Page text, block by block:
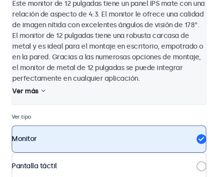
Este monitor de 12 pulgadas tiene un panel IPS mate con una
relación de aspecto de 4:3. El monitor le ofrece una calidad
de imagen nítida con excelentes ángulos de visión de 178°.
El monitor de 12 pulgadas tiene una robusta carcasa de
metal y es ideal para el montaje en escritorio, empotrado o
en la pared. Gracias a las numerosas opciones de montaje,
el monitor de metal de 12 pulgadas se puede integrar
perfectamente en cualquier aplicación.
Ver más
Ver tipo
Monitor
Pantalla táctil